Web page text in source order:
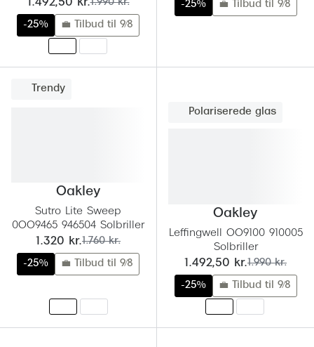
nu:
1.492,50 kr.1.990 kr.
-25% 💼 Tilbud til 9/8
-25% 💼 Tilbud til 9/8
Trendy
Oakley
Sutro Lite Sweep
0OO9465 946504 Solbriller
nu:
1.320 kr.før:
1.760 kr.
-25% 💼 Tilbud til 9/8
Polariserede glas
Oakley
Leffingwell OO9100 910005
Solbriller
nu:
1.492,50 kr.før:
1.990 kr.
-25% 💼 Tilbud til 9/8